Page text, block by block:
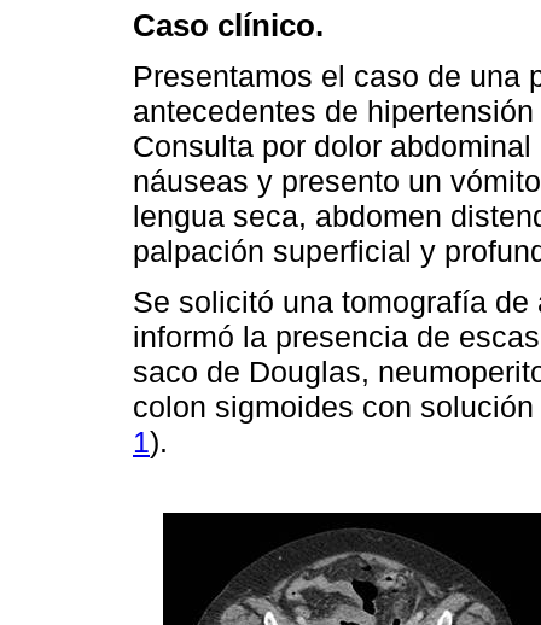
Caso clínico.
Presentamos el caso de una
antecedentes de
Consulta por dolor
náuseas y presento un
lengua seca, abdomen
palpación superficial y
Se solicitó una tomografía
informó la presencia de
saco de Douglas,
colon sigmoides con
1).